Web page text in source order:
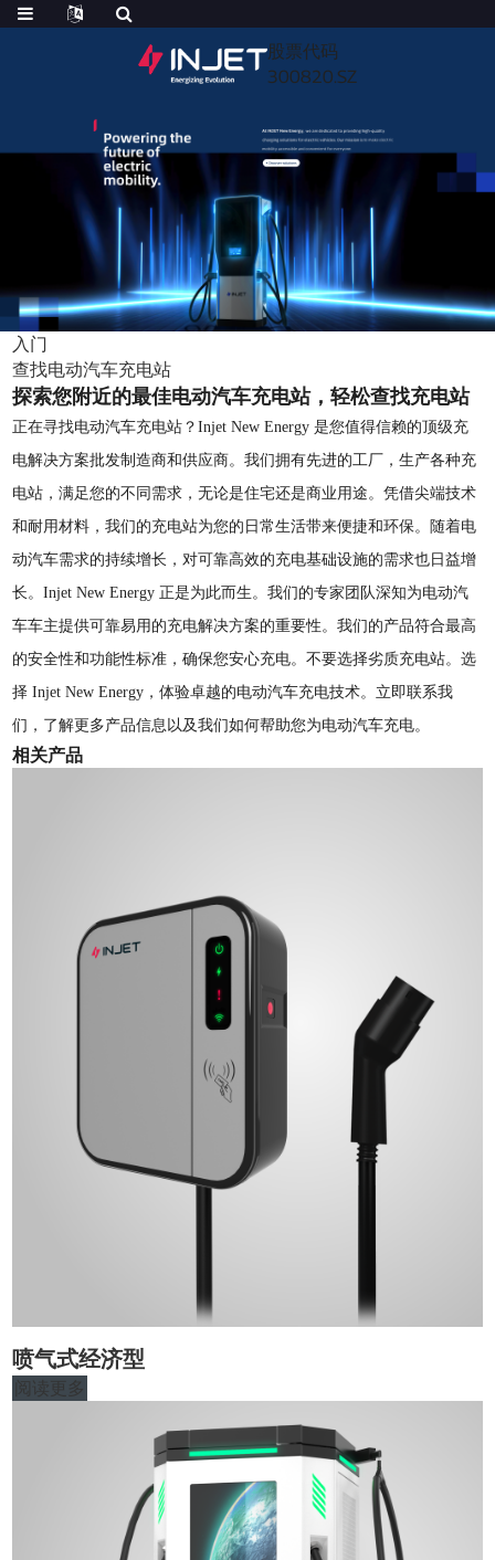
股票代码
300820.SZ
入门
查找电动汽车充电站
探索您附近的最佳电动汽车充电站，轻松查找充电站
正在寻找电动汽车充电站？Injet New Energy 是您值得信赖的顶级充
电解决方案批发制造商和供应商。我们拥有先进的工厂，生产各种充
电站，满足您的不同需求，无论是住宅还是商业用途。凭借尖端技术
和耐用材料，我们的充电站为您的日常生活带来便捷和环保。随着电
动汽车需求的持续增长，对可靠高效的充电基础设施的需求也日益增
长。Injet New Energy 正是为此而生。我们的专家团队深知为电动汽
车车主提供可靠易用的充电解决方案的重要性。我们的产品符合最高
的安全性和功能性标准，确保您安心充电。不要选择劣质充电站。选
择 Injet New Energy，体验卓越的电动汽车充电技术。立即联系我
们，了解更多产品信息以及我们如何帮助您为电动汽车充电。
相关产品
喷气式经济型
阅读更多